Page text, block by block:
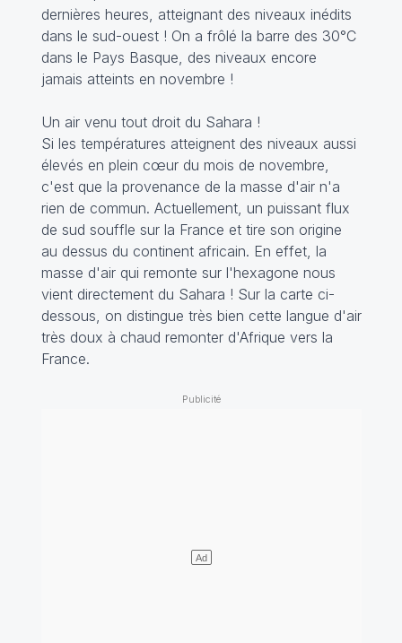
dernières heures, atteignant des niveaux inédits
dans le sud-ouest ! On a frôlé la barre des 30°C
dans le Pays Basque, des niveaux encore
jamais atteints en novembre !
Un air venu tout droit du Sahara !
Si les températures atteignent des niveaux aussi
élevés en plein cœur du mois de novembre,
c'est que la provenance de la masse d'air n'a
rien de commun. Actuellement, un puissant flux
de sud souffle sur la France et tire son origine
au dessus du continent africain. En effet, la
masse d'air qui remonte sur l'hexagone nous
vient directement du Sahara ! Sur la carte ci-
dessous, on distingue très bien cette langue d'air
très doux à chaud remonter d'Afrique vers la
France.